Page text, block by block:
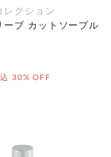
レクション
ーブ カットソープル
30% OFF